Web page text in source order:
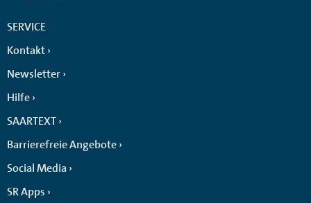
SERVICE
Kontakt
Newsletter
Hilfe
SAARTEXT
Barrierefreie Angebote
Social Media
SR Apps